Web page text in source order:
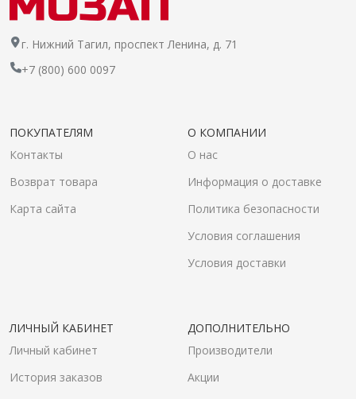
г. Нижний Тагил, проспект Ленина, д. 71
+7 (800) 600 0097
ПОКУПАТЕЛЯМ
Контакты
Возврат товара
Карта сайта
О КОМПАНИИ
О нас
Информация о доставке
Политика безопасности
Условия соглашения
Условия доставки
ЛИЧНЫЙ КАБИНЕТ
Личный кабинет
История заказов
ДОПОЛНИТЕЛЬНО
Производители
Акции